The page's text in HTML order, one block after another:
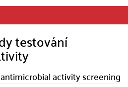
testování
activity screening